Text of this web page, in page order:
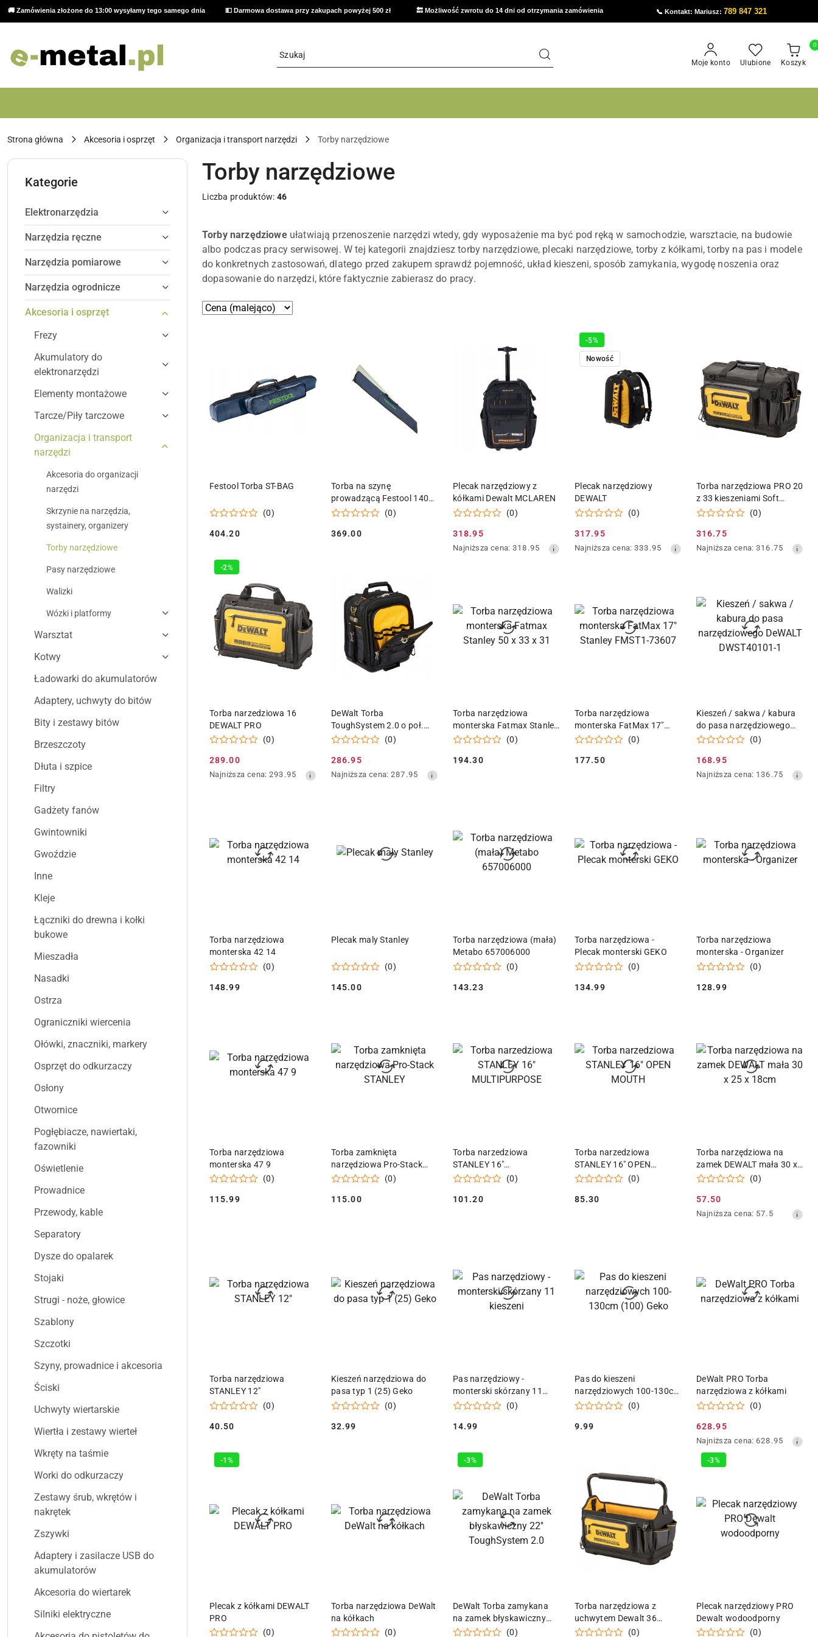
🚚 Zamówienia złożone do 13:00 wysyłamy tego samego dnia 💵 Darmowa dostawa przy zakupach powyżej 500 zł 🔙 Możliwość zwrotu do 14 dni od otrzymania zamówienia 📞 Kontakt: Mariusz:789 847 321
Moje konto Ulubione Koszyk
0
Strona główna Akcesoria i osprzęt Organizacja i transport narzędzi Torby narzędziowe
Kategorie
Elektronarzędzia
Narzędzia ręczne
Narzędzia pomiarowe
Narzędzia ogrodnicze
Akcesoria i osprzęt
Frezy
Akumulatory do
elektronarzędzi
Elementy montażowe
Tarcze/Piły tarczowe
Organizacja i transport
narzędzi
Akcesoria do organizacji
narzędzi
Skrzynie na narzędzia,
systainery, organizery
Torby narzędziowe
Pasy narzędziowe
Walizki
Wózki i platformy
Warsztat
Kotwy
Ładowarki do akumulatorów
Adaptery, uchwyty do bitów
Bity i zestawy bitów
Brzeszczoty
Dłuta i szpice
Filtry
Gadżety fanów
Gwintowniki
Gwoździe
Inne
Kleje
Łączniki do drewna i kołki
bukowe
Mieszadła
Nasadki
Ostrza
Ograniczniki wiercenia
Ołówki, znaczniki, markery
Osprzęt do odkurzaczy
Osłony
Otwornice
Pogłębiacze, nawiertaki,
fazowniki
Oświetlenie
Prowadnice
Przewody, kable
Separatory
Dysze do opalarek
Stojaki
Strugi - noże, głowice
Szablony
Szczotki
Szyny, prowadnice i akcesoria
Ściski
Uchwyty wiertarskie
Wiertła i zestawy wierteł
Wkręty na taśmie
Worki do odkurzaczy
Zestawy śrub, wkrętów i
nakrętek
Zszywki
Adaptery i zasilacze USB do
akumulatorów
Akcesoria do wiertarek
Silniki elektryczne
Torby narzędziowe
Liczba produktów:46
Torby narzędzioweułatwiają przenoszenie narzędzi wtedy, gdy wyposażenie ma być pod ręką w samochodzie, warsztacie, na budowie
albo podczas pracy serwisowej. W tej kategorii znajdziesz torby narzędziowe, plecaki narzędziowe, torby z kółkami, torby na pas i modele
do konkretnych zastosowań, dlatego przed zakupem sprawdź pojemność, układ kieszeni, sposób zamykania, wygodę noszenia oraz
dopasowanie do narzędzi, które faktycznie zabierasz do pracy.
Zastosowano
Sortuj
Festool Torba ST-BAG
(0)
Cena:
404.20
DODAJ DO KOSZYKA
Torba na szynę
prowadzącą Festool 1400
FS BAG 466357
(0)
Cena:
369.00
Plecak narzędziowy z
kółkami Dewalt MCLAREN
(0)
Cena
promocyjna:
318.95
Najniższa
obniżką
Najniższa cena: 318.95
DODAJ DO KOSZYKA
Plecak narzędziowy
DEWALT
(0)
Cena
promocyjna:
317.95
Najniższa
obniżką
Najniższa cena: 333.95
-5%
Nowość
DODAJ DO KOSZYKA
Torba narzędziowa PRO 20
z 33 kieszeniami Soft
Storage DeWalt
(0)
Cena
promocyjna:
316.75
Najniższa
przed
obniżką
Najniższa cena: 316.75
DODAJ DO KOSZYKA
Torba narzedziowa 16
DEWALT PRO
(0)
Cena
promocyjna:
289.00
Najniższa
obniżką
Najniższa cena: 293.95
-2%
DODAJ DO KOSZYKA
DeWalt Torba
ToughSystem 2.0 o poł.
szerokości
(0)
Cena
promocyjna:
286.95
Najniższa
Najniższa cena: 287.95
DODAJ DO KOSZYKA
Torba narzędziowa
monterska Fatmax Stanley
50 x 33 x 31
(0)
Cena:
194.30
DODAJ DO KOSZYKA
Torba narzędziowa
monterska FatMax 17"
Stanley FMST1-73607
(0)
Cena:
177.50
DODAJ DO KOSZYKA
Kieszeń / sakwa / kabura
do pasa narzędziowego
DeWALT DWST40101-1
(0)
Cena
promocyjna:
168.95
Najniższa
obniżką
Najniższa cena: 136.75
DODAJ DO KOSZYKA
Torba narzędziowa
monterska 42 14
(0)
Cena:
148.99
DODAJ DO KOSZYKA
Plecak maly Stanley
(0)
Cena:
145.00
DODAJ DO KOSZYKA
Torba narzędziowa (mała)
Metabo 657006000
(0)
Cena:
143.23
DODAJ DO KOSZYKA
Torba narzędziowa -
Plecak monterski GEKO
(0)
Cena:
134.99
DODAJ DO KOSZYKA
Torba narzędziowa
monterska - Organizer
(0)
Cena:
128.99
DODAJ DO KOSZYKA
Torba narzędziowa
monterska 47 9
(0)
Cena:
115.99
DODAJ DO KOSZYKA
Torba zamknięta
narzędziowa Pro-Stack
STANLEY
(0)
Cena:
115.00
DODAJ DO KOSZYKA
Torba narzedziowa
STANLEY 16"
MULTIPURPOSE
(0)
Cena:
101.20
DODAJ DO KOSZYKA
Torba narzedziowa
STANLEY 16" OPEN
MOUTH
(0)
Cena:
85.30
DODAJ DO KOSZYKA
Torba narzędziowa na
zamek DEWALT mała 30 x
25 x 18cm
(0)
Cena
promocyjna:
57.50
Najniższa
obniżką
Najniższa cena: 57.5
DODAJ DO KOSZYKA
Torba narzędziowa
STANLEY 12"
(0)
Cena:
40.50
DODAJ DO KOSZYKA
Kieszeń narzędziowa do
pasa typ 1 (25) Geko
(0)
Cena:
32.99
DODAJ DO KOSZYKA
Pas narzędziowy -
monterski skórzany 11
kieszeni
(0)
Cena:
14.99
DODAJ DO KOSZYKA
Pas do kieszeni
narzędziowych 100-130cm
(100) Geko
(0)
Cena:
9.99
DODAJ DO KOSZYKA
DeWalt PRO Torba
narzędziowa z kółkami
(0)
Cena
promocyjna:
628.95
Najniższa
cena
obniżką
Najniższa cena: 628.95
DODAJ DO KOSZYKA
Plecak z kółkami DEWALT
PRO
(0)
-1%
DODAJ DO KOSZYKA
Torba narzędziowa DeWalt
na kółkach
(0)
DODAJ DO KOSZYKA
DeWalt Torba zamykana
na zamek błyskawiczny
22'' ToughSystem 2.0
(0)
-3%
DODAJ DO KOSZYKA
Torba narzędziowa z
uchwytem Dewalt 36
kieszeni, wodoodporna
(0)
DODAJ DO KOSZYKA
Plecak narzędziowy PRO
Dewalt wodoodporny
(0)
-3%
DODAJ DO KOSZYKA